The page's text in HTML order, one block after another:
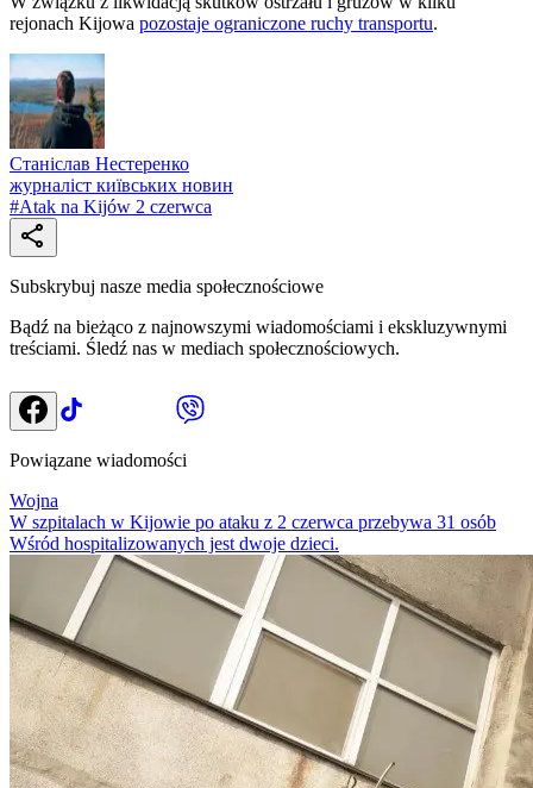
rejonach Kijowa pozostaje ograniczone ruchy transportu.
Станіслав Нестеренко
журналіст київських новин
#Atak na Kijów 2 czerwca
Subskrybuj nasze media społecznościowe
Bądź na bieżąco z najnowszymi wiadomościami i ekskluzywnymi
treściami. Śledź nas w mediach społecznościowych.
Powiązane wiadomości
Wojna
W szpitalach w Kijowie po ataku z 2 czerwca przebywa 31 osób
Wśród hospitalizowanych jest dwoje dzieci.